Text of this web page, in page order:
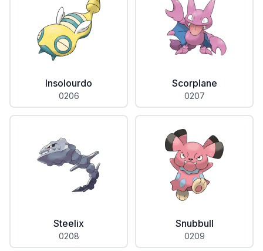
Insolourdo
0206
Scorplane
0207
Steelix
0208
Snubbull
0209